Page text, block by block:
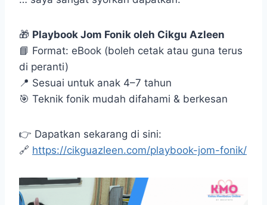
🎁 Playbook Jom Fonik oleh Cikgu Azleen
📘 Format: eBook (boleh cetak atau guna terus
di peranti)
📍 Sesuai untuk anak 4–7 tahun
🎯 Teknik fonik mudah difahami & berkesan
👉 Dapatkan sekarang di sini:
🔗 https://cikguazleen.com/playbook-jom-fonik/